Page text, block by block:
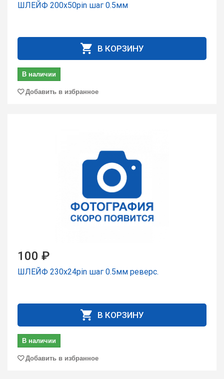
ШЛЕЙФ 200x50pin шаг 0.5мм
В КОРЗИНУ
В наличии
Добавить в избранное
100 ₽
ШЛЕЙФ 230x24pin шаг 0.5мм реверс.
В КОРЗИНУ
В наличии
Добавить в избранное